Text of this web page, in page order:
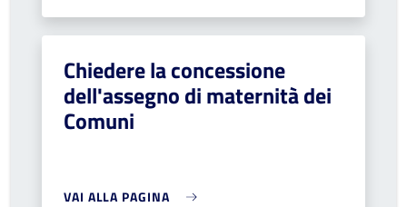
Chiedere la concessione
dell'assegno di maternità dei
Comuni
VAI ALLA PAGINA